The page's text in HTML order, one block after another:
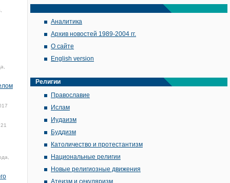
21
Аналитика
Архив новостей 1989-2004 гг.
О сайте
English version
Религии
Православие
Ислам
Иудаизм
Буддизм
Католичество и протестантизм
Национальные религии
Новые религиозные движения
Атеизм и секуляризм